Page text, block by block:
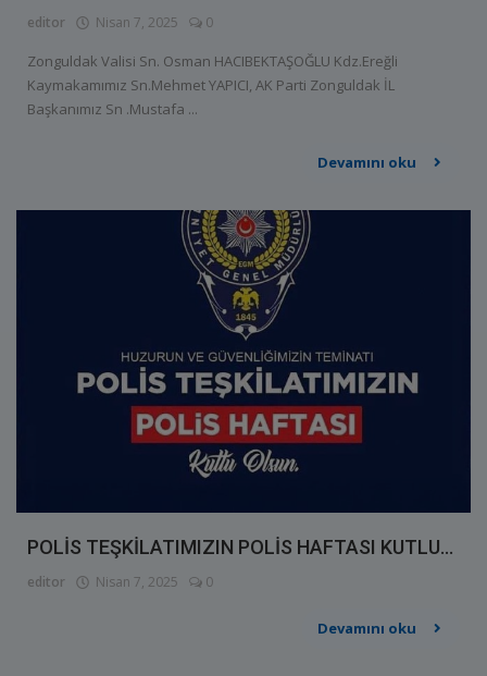
editor Nisan 7, 2025 0
Zonguldak Valisi Sn. Osman HACIBEKTAŞOĞLU Kdz.Ereğli
Kaymakamımız Sn.Mehmet YAPICI, AK Parti Zonguldak İL
Başkanımız Sn .Mustafa ...
Devamını oku
POLİS TEŞKİLATIMIZIN POLİS HAFTASI KUTLU...
editor Nisan 7, 2025 0
Devamını oku